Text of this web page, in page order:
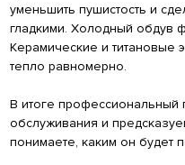
уменьшить пушистость и
гладкими. Холодный обдув
Керамические и титановые
тепло равномерно.
В итоге профессиональный
обслуживания и
понимаете, каким он будет